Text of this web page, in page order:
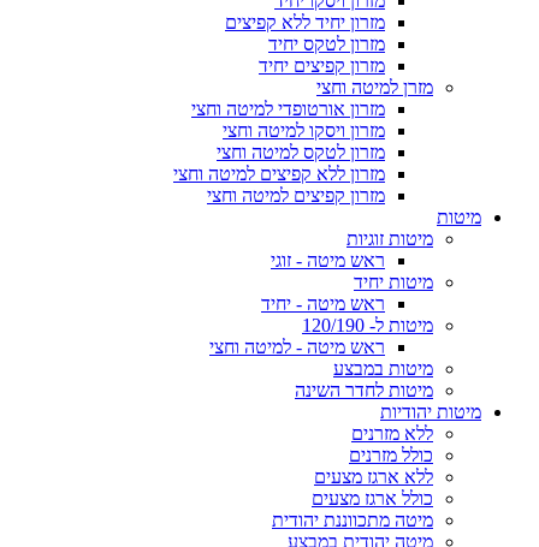
מזרון יחיד ללא קפיצים
מזרון לטקס יחיד
מזרון קפיצים יחיד
מזרן למיטה וחצי
מזרון אורטופדי למיטה וחצי
מזרון ויסקו למיטה וחצי
מזרון לטקס למיטה וחצי
מזרון ללא קפיצים למיטה וחצי
מזרון קפיצים למיטה וחצי
מיטות
מיטות זוגיות
ראש מיטה - זוגי
מיטות יחיד
ראש מיטה - יחיד
מיטות ל- 120/190
ראש מיטה - למיטה וחצי
מיטות במבצע
מיטות לחדר השינה
מיטות יהודיות
ללא מזרנים
כולל מזרנים
ללא ארגז מצעים
כולל ארגז מצעים
מיטה מתכווננת יהודית
מיטה יהודית במבצע